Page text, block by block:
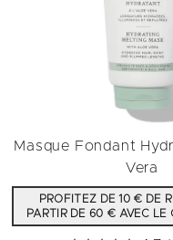
Masque Fondant
Vera
PROFITEZ DE 10 € DE
PARTIR DE 60 € AVEC LE